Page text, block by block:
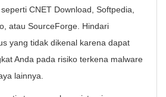
CNET Download, Softpedia,
atau SourceForge. Hindari
yang tidak dikenal karena dapat
Anda pada risiko terkena malware
lainnya.